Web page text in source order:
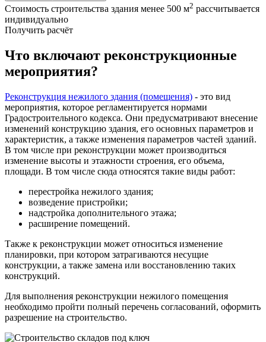
Стоимость строительства здания менее 500 м2 рассчитывается
индивидуально
Получить расчёт
Что включают реконструкционные
мероприятия?
Реконструкция нежилого здания (помещения) - это вид
мероприятия, которое регламентируется нормами
Градостроительного кодекса. Они предусматривают внесение
изменений конструкцию здания, его основных параметров и
характеристик, а также изменения параметров частей зданий.
В том числе при реконструкции может производиться
изменение высоты и этажности строения, его объема,
площади. В том числе сюда относятся такие виды работ:
перестройка нежилого здания;
возведение пристройки;
надстройка дополнительного этажа;
расширение помещений.
Также к реконструкции может относиться изменение
планировки, при котором затрагиваются несущие
конструкции, а также замена или восстановлению таких
конструкций.
Для выполнения реконструкции нежилого помещения
необходимо пройти полный перечень согласований, оформить
разрешение на строительство.